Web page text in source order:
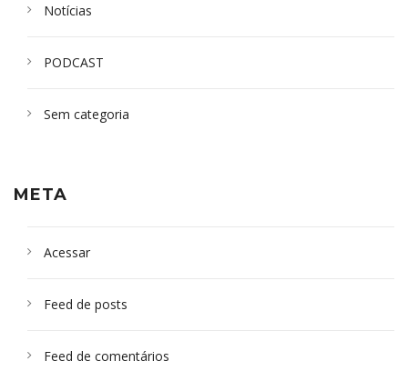
Notícias
PODCAST
Sem categoria
META
Acessar
Feed de posts
Feed de comentários